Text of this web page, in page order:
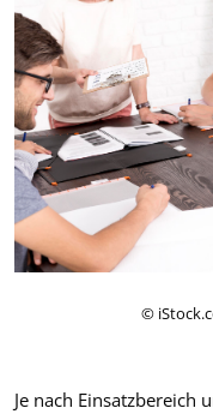
©
Je nach Einsatzbereich